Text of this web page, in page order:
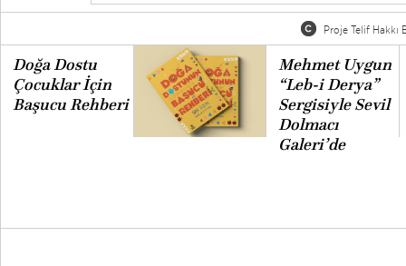
Proje Telif Hakkı
Doğa Dostu
Çocuklar İçin
Başucu Rehberi
Mehmet Uygun
“Leb-i Derya”
Sergisiyle Sevil
Dolmacı
Galeri’de